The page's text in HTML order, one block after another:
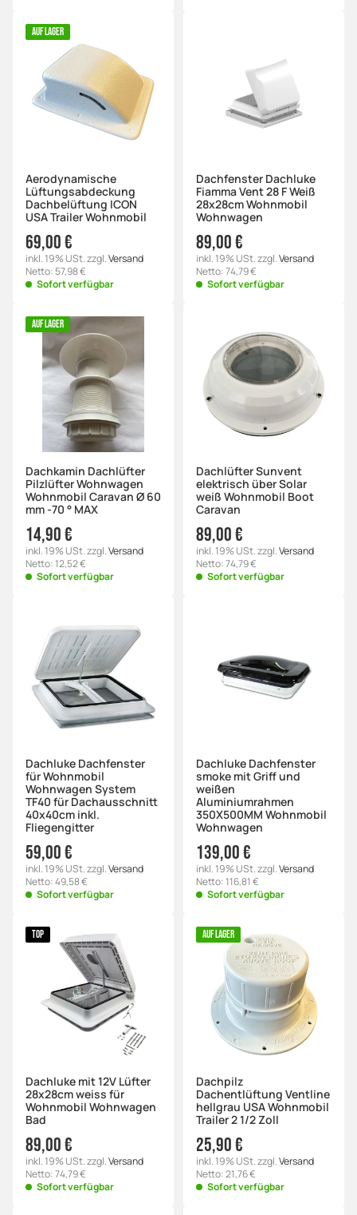
AUF LAGER
Aerodynamische
Lüftungsabdeckung
Dachbelüftung ICON
USA Trailer Wohnmobil
69,00 €
inkl. 19% USt. zzgl.Versand
Netto: 57,98 €
Sofort verfügbar
Dachfenster Dachluke
Fiamma Vent 28 F Weiß
28x28cm Wohnmobil
Wohnwagen
89,00 €
inkl. 19% USt. zzgl.Versand
Netto: 74,79 €
Sofort verfügbar
AUF LAGER
Dachkamin Dachlüfter
Pilzlüfter Wohnwagen
Wohnmobil Caravan Ø 60
mm -70 ° MAX
14,90 €
inkl. 19% USt. zzgl.Versand
Netto: 12,52 €
Sofort verfügbar
Dachlüfter Sunvent
elektrisch über Solar
weiß Wohnmobil Boot
Caravan
89,00 €
inkl. 19% USt. zzgl.Versand
Netto: 74,79 €
Sofort verfügbar
Dachluke Dachfenster
für Wohnmobil
Wohnwagen System
TF40 für Dachausschnitt
40x40cm inkl.
Fliegengitter
59,00 €
inkl. 19% USt. zzgl.Versand
Netto: 49,58 €
Sofort verfügbar
Dachluke Dachfenster
smoke mit Griff und
weißen
Aluminiumrahmen
350X500MM Wohnmobil
Wohnwagen
139,00 €
inkl. 19% USt. zzgl.Versand
Netto: 116,81 €
Sofort verfügbar
TOP
Dachluke mit 12V Lüfter
28x28cm weiss für
Wohnmobil Wohnwagen
Bad
89,00 €
inkl. 19% USt. zzgl.Versand
Netto: 74,79 €
Sofort verfügbar
AUF LAGER
Dachpilz
Dachentlüftung Ventline
hellgrau USA Wohnmobil
Trailer 2 1/2 Zoll
25,90 €
inkl. 19% USt. zzgl.Versand
Netto: 21,76 €
Sofort verfügbar